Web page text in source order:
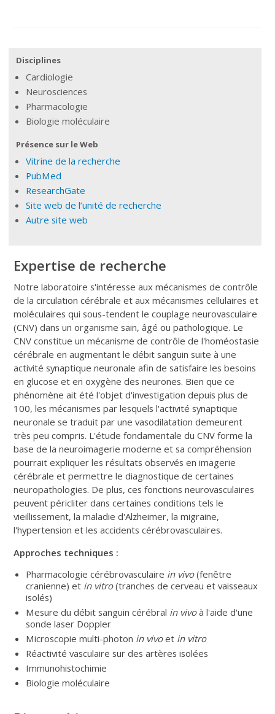
Disciplines
Cardiologie
Neurosciences
Pharmacologie
Biologie moléculaire
Présence sur le Web
Vitrine de la recherche
PubMed
ResearchGate
Site web de l’unité de recherche
Autre site web
Expertise de recherche
Notre laboratoire s'intéresse aux mécanismes de contrôle
de la circulation cérébrale et aux mécanismes cellulaires et
moléculaires qui sous-tendent le couplage neurovasculaire
(CNV) dans un organisme sain, âgé ou pathologique. Le
CNV constitue un mécanisme de contrôle de l'homéostasie
cérébrale en augmentant le débit sanguin suite à une
activité synaptique neuronale afin de satisfaire les besoins
en glucose et en oxygène des neurones. Bien que ce
phénomène ait été l'objet d'investigation depuis plus de
100, les mécanismes par lesquels l'activité synaptique
neuronale se traduit par une vasodilatation demeurent
très peu compris. L'étude fondamentale du CNV forme la
base de la neuroimagerie moderne et sa compréhension
pourrait expliquer les résultats observés en imagerie
cérébrale et permettre le diagnostique de certaines
neuropathologies. De plus, ces fonctions neurovasculaires
peuvent péricliter dans certaines conditions tels le
vieillissement, la maladie d'Alzheimer, la migraine,
l'hypertension et les accidents cérébrovasculaires.
Approches techniques :
Pharmacologie cérébrovasculaire in vivo(fenêtre
cranienne) et in vitro(tranches de cerveau et vaisseaux
isolés)
Mesure du débit sanguin cérébral in vivoà l'aide d'une
sonde laser Doppler
Microscopie multi-photon in vivoet in vitro
Réactivité vasculaire sur des artères isolées
Immunohistochimie
Biologie moléculaire